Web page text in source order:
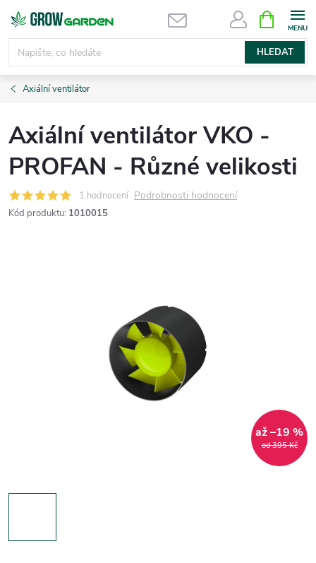
Přejít
obsah
HLEDAT
NÁKUPNÍ
KOŠÍK
Axiální ventilátor
Axiální ventilátor VKO -
PROFAN - Různé velikosti
1 hodnocení Podrobnosti hodnocení
Kód produktu: 1010015
od 395 Kč
až –19 %